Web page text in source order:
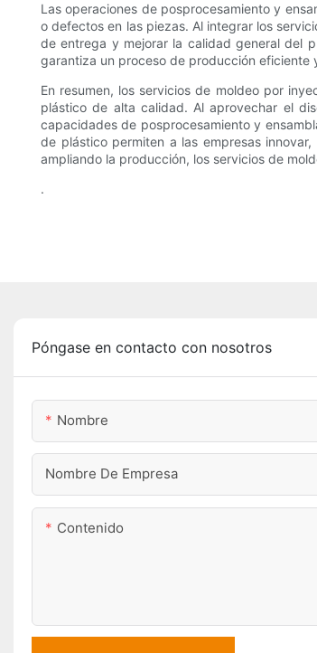
Las operaciones de posprocesamiento y
o defectos en las piezas. Al integrar los
de entrega y mejorar la calidad general del
garantiza un proceso de producción eficiente
En resumen, los servicios de moldeo por
plástico de alta calidad. Al aprovechar el
capacidades de posprocesamiento y
de plástico permiten a las empresas
ampliando la producción, los servicios de
.
Póngase en contacto con nosotros
Nombre
Nombre De Empresa
Contenido